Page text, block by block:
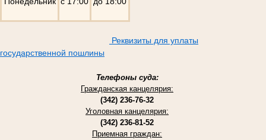
Реквизиты для уплаты
государственной пошлины
Телефоны суда:
Гражданская канцелярия:
(342) 236-76-32
Уголовная канцелярия:
(342) 236-81-52
Приемная граждан: